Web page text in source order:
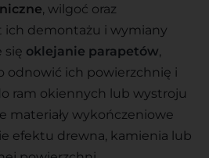
, wilgoć oraz
ich demontażu i wymiany
się oklejanie parapetów
odnowić ich powierzchnię i
ram okiennych lub wystroju
materiały wykończeniowe
efektu drewna, kamienia lub